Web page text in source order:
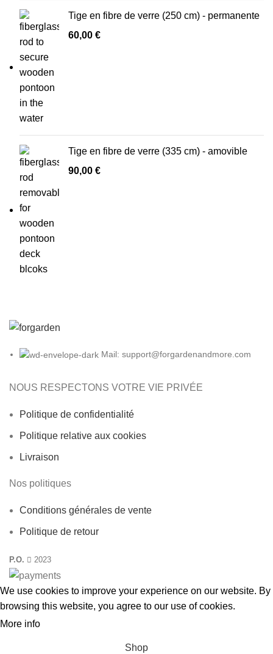
Tige en fibre de verre (250 cm) - permanente
60,00 €
Tige en fibre de verre (335 cm) - amovible
90,00 €
Mail: support@forgardenandmore.com
NOUS RESPECTONS VOTRE VIE PRIVÉE
Politique de confidentialité
Politique relative aux cookies
Livraison
Nos politiques
Conditions générales de vente
Politique de retour
P.O. 2023
We use cookies to improve your experience on our website. By
browsing this website, you agree to our use of cookies.
More info
Shop